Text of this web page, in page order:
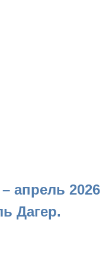
апрель 2026
Дагер.